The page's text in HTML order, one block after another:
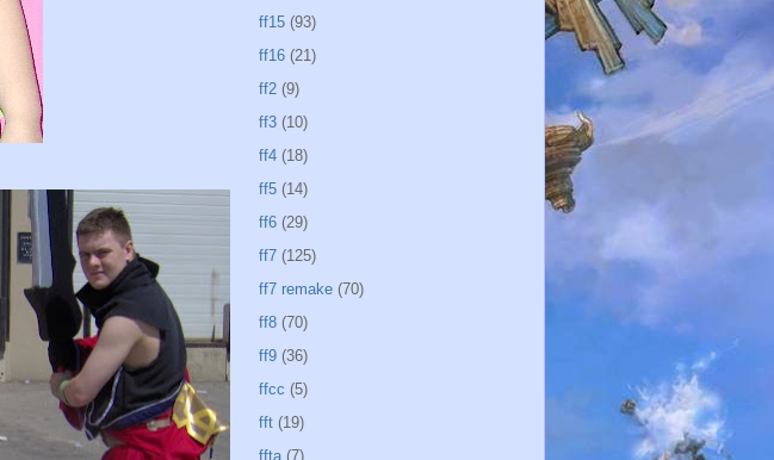
ff15 (93)
ff16 (21)
ff2 (9)
ff3 (10)
ff4 (18)
ff5 (14)
ff6 (29)
ff7 (125)
ff7 remake (70)
ff8 (70)
ff9 (36)
ffcc (5)
fft (19)
ffta (7)